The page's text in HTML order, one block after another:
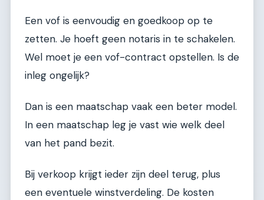
Een vof is eenvoudig en goedkoop op te
zetten. Je hoeft geen notaris in te schakelen.
Wel moet je een vof-contract opstellen. Is de
inleg ongelijk?
Dan is een maatschap vaak een beter model.
In een maatschap leg je vast wie welk deel
van het pand bezit.
Bij verkoop krijgt ieder zijn deel terug, plus
een eventuele winstverdeling. De kosten